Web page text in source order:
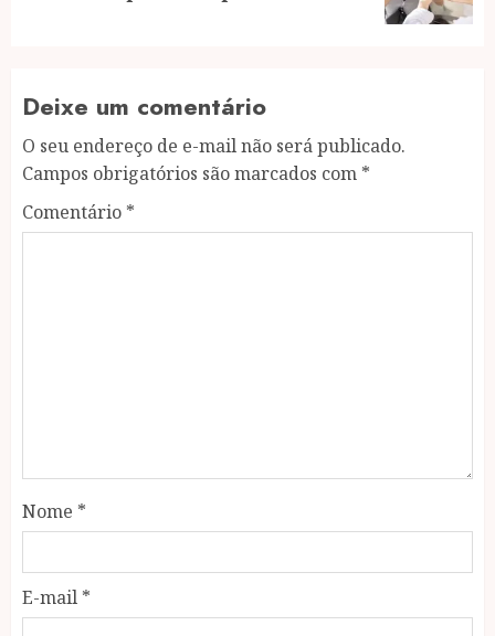
Deixe um comentário
O seu endereço de e-mail não será publicado.
Campos obrigatórios são marcados com *
Comentário *
Nome *
E-mail *